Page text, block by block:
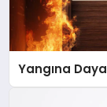
Yangına